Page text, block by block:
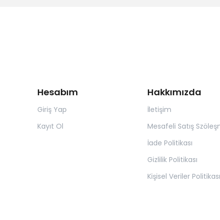
Hesabım
Giriş Yap
Kayıt Ol
Hakkımızda
İletişim
Mesafeli Satış
İade Politikası
Gizlilik Politikası
Kişisel Veriler Politikası